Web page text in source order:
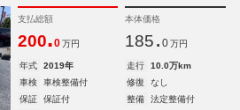
支払総額
200.0 万円
本体価格
185. 0 万円
年式 2019年 走行
10.0万km
車検
車検整備付 修復
なし
保証
保証付 整備
法定整備付